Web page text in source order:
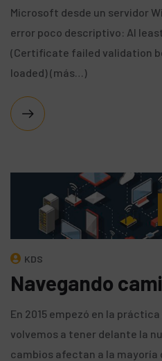
Microsoft desde un servidor
error poco descriptivo: Al
(Certificate failed validation
loaded) (más…)
KDS
Navegando
En 2015 empezó en la
volvemos a tener delante la
cambios afectan a la